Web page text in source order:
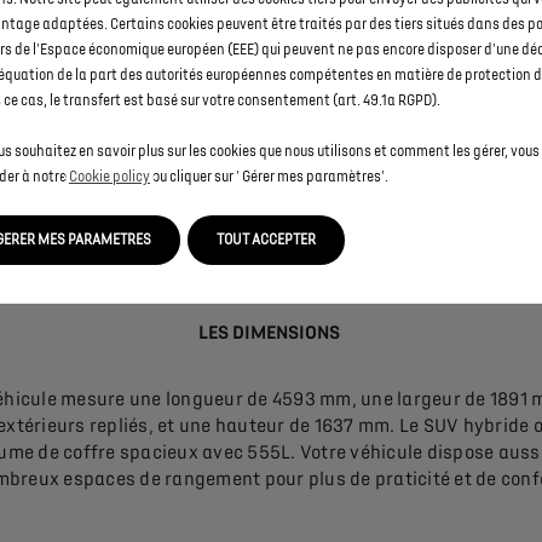
UN DESIGN INTÉRIEUR ET EXTÉRIEUR QUI VOUS RESSEMBLE
de personnalisation: choix de l’ambiance intérieure, de la
des jantes. Sublimez votre véhicule et faites-en la voiture qui
LES DIMENSIONS
mesure une longueur de 4593 mm, une largeur de 1891
repliés, et une hauteur de 1637 mm. Le SUV hybride
de coffre spacieux avec 555L. Votre véhicule dispose
espaces de rangement pour plus de praticité et de
adaptées. Certains cookies peuvent être traités par des tiers situés dans des
de l'Espace économique européen (EEE) qui peuvent ne pas encore disposer d'une
de la part des autorités européennes compétentes en matière de protection
ce cas, le transfert est basé sur votre consentement (art. 49.1a RGPD).
souhaitez en savoir plus sur les cookies que nous utilisons et comment les gérer, vous
à notre Cookie policyou cliquer sur ' Gérer mes paramètres'.
GERER MES PARAMETRES TOUT ACCEPTER